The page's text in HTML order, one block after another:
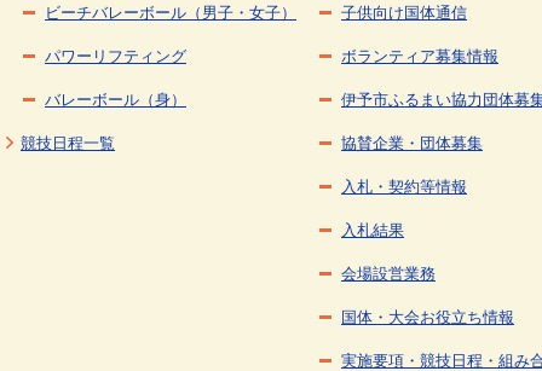
ビーチバレーボール（男子・女子）
パワーリフティング
バレーボール（身）
競技日程一覧
子供向け国体通信
ボランティア募集情報
伊予市ふるまい協力団体募
協賛企業・団体募集
入札・契約等情報
入札結果
会場設営業務
国体・大会お役立ち情報
実施要項・競技日程・組み